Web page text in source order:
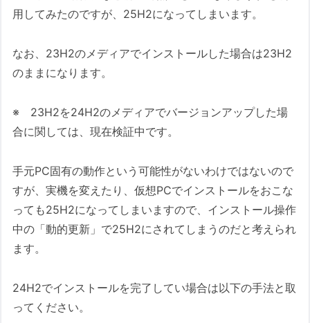
この記事の要約
ダイジェスト版
テキスト版ダイジェスト
このブログのスタンス：速報性と予防効果
本文
なぜ今、危険なのか？Microsoftが自ら示
した「動かぬ証拠」
過去の悪夢と未来のリスク
用してみたのですが、25H2になってしまいます。
なお、23H2のメディアでインストールした場合は23H2
のままになります。
※ 23H2を24H2のメディアでバージョンアップした場
合に関しては、現在検証中です。
手元PC固有の動作という可能性がないわけではないので
すが、実機を変えたり、仮想PCでインストールをおこな
っても25H2になってしまいますので、インストール操作
中の「動的更新」で25H2にされてしまうのだと考えられ
ます。
24H2でインストールを完了してい場合は以下の手法と取
ってください。